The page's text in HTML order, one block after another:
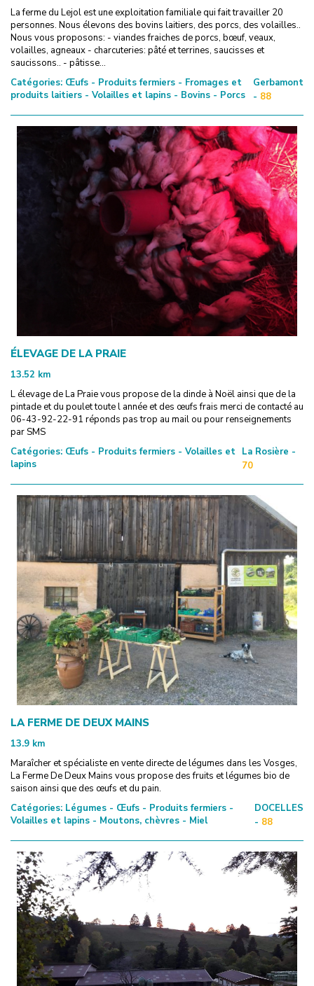
La ferme du Lejol est une exploitation familiale qui fait travailler 20
personnes. Nous élevons des bovins laitiers, des porcs, des volailles..
Nous vous proposons: - viandes fraiches de porcs, bœuf, veaux,
volailles, agneaux - charcuteries: pâté et terrines, saucisses et
saucissons.. - pâtisse...
Catégories: Œufs - Produits fermiers - Fromages et
produits laitiers - Volailles et lapins - Bovins - Porcs
Gerbamont
- 88
ÉLEVAGE DE LA PRAIE
13.52 km
L élevage de La Praie vous propose de la dinde à Noël ainsi que de la
pintade et du poulet toute l année et des œufs frais merci de contacté au
06-43-92-22-91 réponds pas trop au mail ou pour renseignements
par SMS
Catégories: Œufs - Produits fermiers - Volailles et
lapins
La Rosière -
70
LA FERME DE DEUX MAINS
13.9 km
Maraîcher et spécialiste en vente directe de légumes dans les Vosges,
La Ferme De Deux Mains vous propose des fruits et légumes bio de
saison ainsi que des œufs et du pain.
Catégories: Légumes - Œufs - Produits fermiers -
Volailles et lapins - Moutons, chèvres - Miel
DOCELLES
- 88